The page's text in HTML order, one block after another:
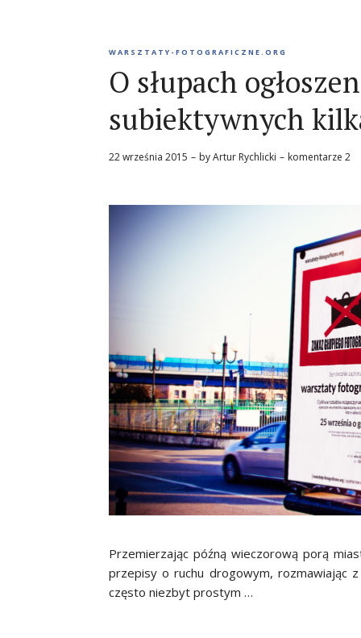
WARSZTATY-FOTOGRAFICZNE.ORG
O słupach
subiektywnych
22 września 2015 byArtur Rychlicki komentarze 2
Przemierzając późną wieczorową porą
przepisy o ruchu drogowym, rozmawiając
często niezbyt prostym …